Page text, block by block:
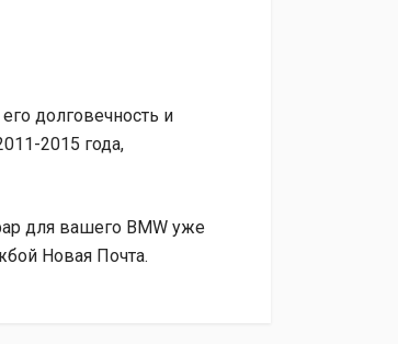
долговечность и
2015 года,
для вашего BMW уже
Новая Почта.